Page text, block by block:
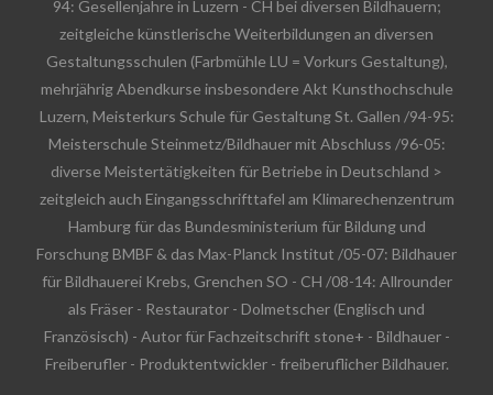
94: Gesellenjahre in Luzern - CH bei diversen Bildhauern;
zeitgleiche künstlerische Weiterbildungen an diversen
Gestaltungsschulen (Farbmühle LU = Vorkurs Gestaltung),
mehrjährig Abendkurse insbesondere Akt Kunsthochschule
Luzern, Meisterkurs Schule für Gestaltung St. Gallen /94-95:
Meisterschule Steinmetz/Bildhauer mit Abschluss /96-05:
diverse Meistertätigkeiten für Betriebe in Deutschland >
zeitgleich auch Eingangsschrifttafel am Klimarechenzentrum
Hamburg für das Bundesministerium für Bildung und
Forschung BMBF & das Max-Planck Institut /05-07: Bildhauer
für Bildhauerei Krebs, Grenchen SO - CH /08-14: Allrounder
als Fräser - Restaurator - Dolmetscher (Englisch und
Französisch) - Autor für Fachzeitschrift stone+ - Bildhauer -
Freiberufler - Produktentwickler - freiberuflicher Bildhauer.